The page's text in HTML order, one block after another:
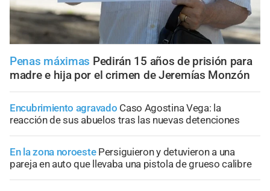
Penas máximas Pedirán 15 años de prisión para
madre e hija por el crimen de Jeremías Monzón
Encubrimiento agravado Caso Agostina Vega: la
reacción de sus abuelos tras las nuevas detenciones
En la zona noroeste Persiguieron y detuvieron a una
pareja en auto que llevaba una pistola de grueso calibre